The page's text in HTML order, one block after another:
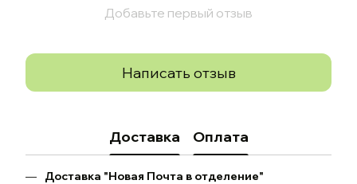
Добавьте первый отзыв
Написать отзыв
Доставка Оплата
Доставка "Новая Почта в отделение"